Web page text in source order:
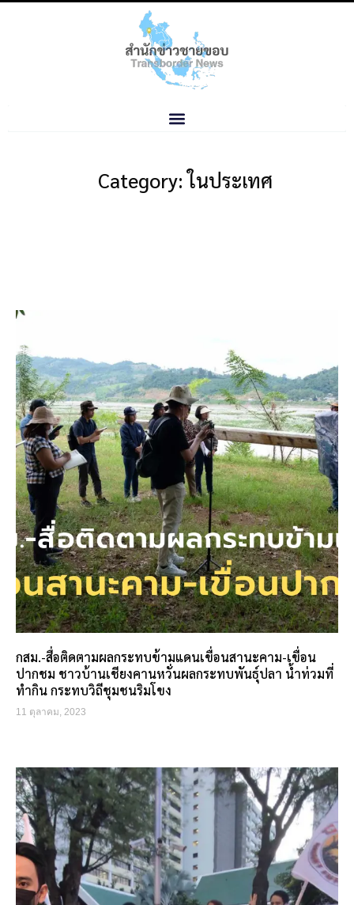
Category: ในประเทศ
กสม.-สื่อติดตามผลกระทบข้ามแดนเขื่อนสานะคาม-เขื่อน
ปากชม ชาวบ้านเชียงคานหวั่นผลกระทบพันธุ์ปลา น้ำท่วมที่
ทำกิน กระทบวิถีชุมชนริมโขง
11 ตุลาคม, 2023